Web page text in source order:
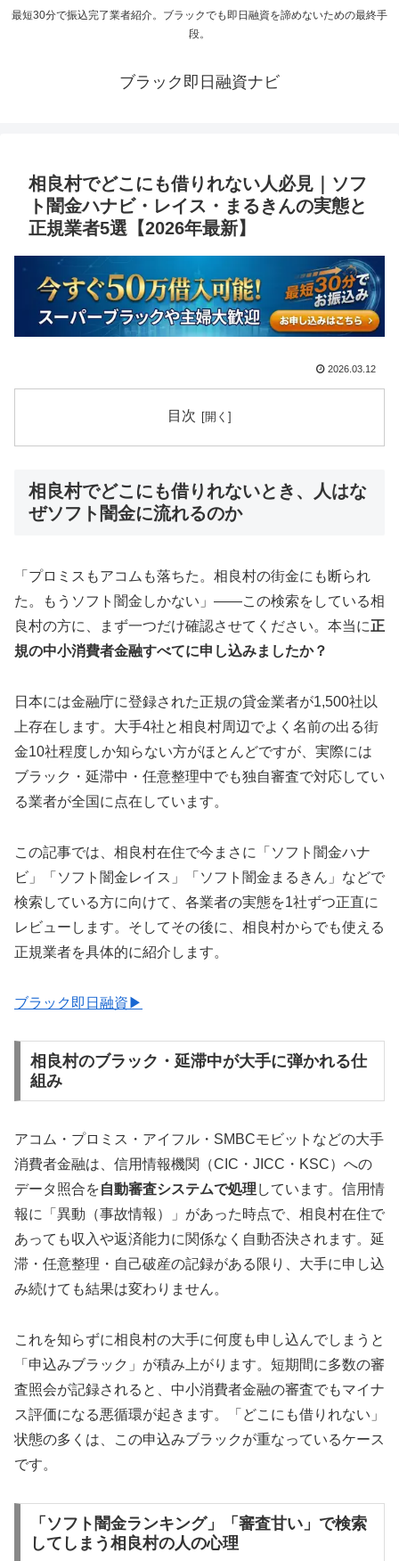
最短30分で振込完了業者紹介。ブラックでも即日融資を諦めないための最終手
段。
ブラック即日融資ナビ
相良村でどこにも借りれない人必見｜ソフ
ト闇金ハナビ・レイス・まるきんの実態と
正規業者5選【2026年最新】
2026.03.12
目次
相良村でどこにも借りれないとき、人はな
ぜソフト闇金に流れるのか
「プロミスもアコムも落ちた。相良村の街金にも断られ
た。もうソフト闇金しかない」——この検索をしている相
良村の方に、まず一つだけ確認させてください。本当に正
規の中小消費者金融すべてに申し込みましたか？
日本には金融庁に登録された正規の貸金業者が1,500社以
上存在します。大手4社と相良村周辺でよく名前の出る街
金10社程度しか知らない方がほとんどですが、実際には
ブラック・延滞中・任意整理中でも独自審査で対応してい
る業者が全国に点在しています。
この記事では、相良村在住で今まさに「ソフト闇金ハナ
ビ」「ソフト闇金レイス」「ソフト闇金まるきん」などで
検索している方に向けて、各業者の実態を1社ずつ正直に
レビューします。そしてその後に、相良村からでも使える
正規業者を具体的に紹介します。
ブラック即日融資▶
相良村のブラック・延滞中が大手に弾かれる仕
組み
アコム・プロミス・アイフル・SMBCモビットなどの大手
消費者金融は、信用情報機関（CIC・JICC・KSC）への
データ照合を自動審査システムで処理 しています。信用情
報に「異動（事故情報）」があった時点で、相良村在住で
あっても収入や返済能力に関係なく自動否決されます。延
滞・任意整理・自己破産の記録がある限り、大手に申し込
み続けても結果は変わりません。
これを知らずに相良村の大手に何度も申し込んでしまうと
「申込みブラック」が積み上がります。短期間に多数の審
査照会が記録されると、中小消費者金融の審査でもマイナ
ス評価になる悪循環が起きます。「どこにも借りれない」
状態の多くは、この申込みブラックが重なっているケース
です。
「ソフト闇金ランキング」「審査甘い」で検索
してしまう相良村の人の心理